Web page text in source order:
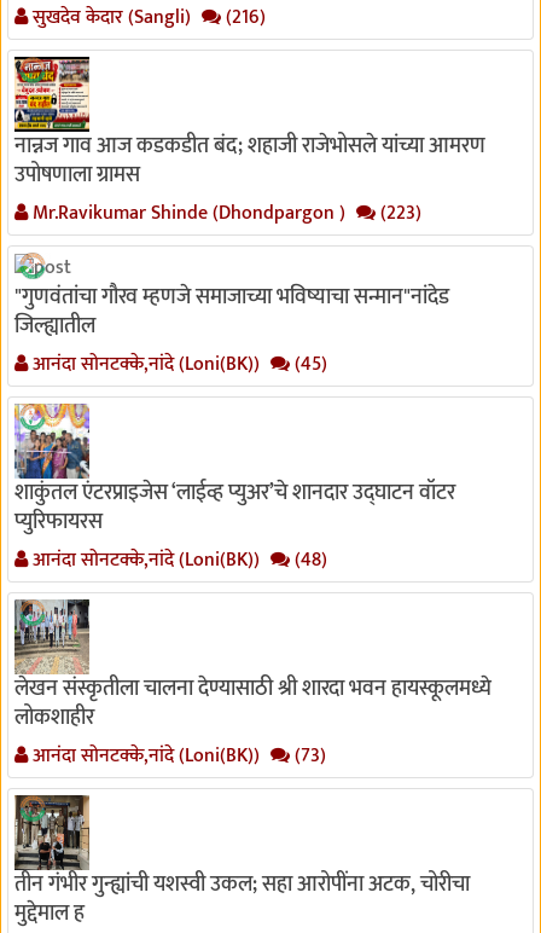
सुखदेव केदार (Sangli) (216)
नान्नज गाव आज कडकडीत बंद; शहाजी राजेभोसले यांच्या आमरण
उपोषणाला ग्रामस
Mr.Ravikumar Shinde (Dhondpargon ) (223)
"गुणवंतांचा गौरव म्हणजे समाजाच्या भविष्याचा सन्मान"नांदेड
जिल्ह्यातील
आनंदा सोनटक्के,नांदे (Loni(BK)) (45)
शाकुंतल एंटरप्राइजेस ‘लाईव्ह प्युअर’चे शानदार उद्घाटन वॉटर
प्युरिफायरस
आनंदा सोनटक्के,नांदे (Loni(BK)) (48)
लेखन संस्कृतीला चालना देण्यासाठी श्री शारदा भवन हायस्कूलमध्ये
लोकशाहीर
आनंदा सोनटक्के,नांदे (Loni(BK)) (73)
तीन गंभीर गुन्ह्यांची यशस्वी उकल; सहा आरोपींना अटक, चोरीचा
मुद्देमाल ह